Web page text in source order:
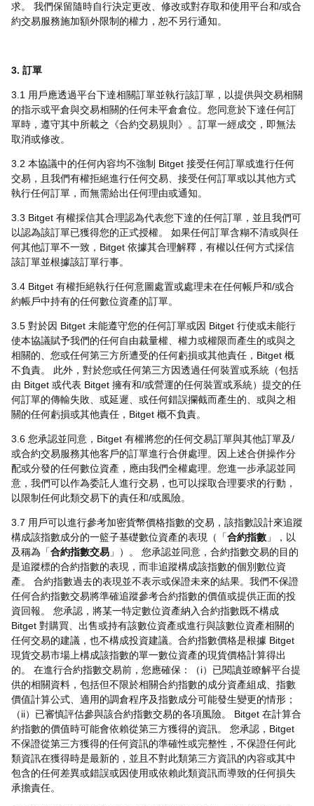
求。 我們保留隨時自行決定更改、修改或對存取和使用平台和/或合
約交易服務施加額外限制的權力，恕不另行通知。
3. 訂單
3.1 用戶應透過平台下達相關訂單並執行該訂單，以提供與交易相關
的指示或平倉與交易相關的任何未平倉倉位。您同意於下達任何訂
單時，遵守其中所載之《合約交易規則》。訂單一經成交，即無法
取消或修改。
3.2 本協議中的任何內容均不強制 Bitget 接受任何訂單或進行任何
交易，且我們有權拒絕進行任何交易、接受任何訂單或以其他方式
執行任何訂單，而無需給出任何理由或通知。
3.3 Bitget 有權採信其合理認為代表您下達的任何訂單，並且我們可
以認為該訂單已獲得您的正式授權。 如果任何訂單含糊不清或與任
何其他訂單不一致，Bitget 依據其合理解釋，有權以任何方式採信
該訂單並根據該訂單行事。
3.4 Bitget 有權拒絕執行任何意圖處置或處理未在任何帳戶和/或合
約帳戶中持有的任何數位資產的訂單。
3.5 對於因 Bitget 未能遵守您的任何訂單或因 Bitget 行使或未能行
使本協議賦予我們的任何自由裁量權、權力或權限而產生的或與之
相關的、您或任何第三方所遭受的任何虧損或其他責任，Bitget 概
不負責。 此外，對於您或任何第三方因透過任何裝置或系統（包括
由 Bitget 或代表 Bitget 擁有和/或營運的任何裝置或系統）提交的任
何訂單的傳輸失敗、或延遲、或任何錯誤攔截而產生的、或與之相
關的任何虧損或其他責任，Bitget 概不負責。
3.6 您承認並同意，Bitget 有權將您的任何交易訂單與其他訂單及/
或合約交易服務其他客戶的訂單進行合併處理。因上述合併操作分
配或分發的任何數位資產，應由我們全權處理。您進一步承認並同
意，我們可以作為委託人進行交易，也可以採取合理要求的行動，
以限制任何此類交易下的責任和/或風險。
3.7 用戶可以進行參考加密貨幣價格指數的交易，該指數設計來追蹤
構成該指數成分的一籃子基礎數位資產的表現（「合約指數 」，以
及稱為「合約指數交易 」）。 您承認並同意，合約指數交易的目的
是追蹤標的合約指數的表現，而非追蹤構成該指數的個別數位資
產。 合約指數過去的表現並不表示或保證未來的結果。我們不保證
任何合約指數交易將準確追蹤參考合約指數的價值或提供正面的投
資回報。 您承認，將某一特定數位資產納入合約指數既不構成
Bitget 對購買、出售或持有該數位資產或進行與該數位資產相關的
任何交易的建議，也不構成投資建議。合約指數價格是根據 Bitget
現貨交易市場上構成該指數的單一數位資產的現貨價格計算得出
的。 在進行合約指數交易前，您應確保：（i）已閱讀並瞭解平台提
供的相關資料，包括但不限於相關合約指數的成分資產組成、指數
價值計算公式、適用的調倉程序及指數成分可能發生變更的情形；
（ii）已審慎評估參與該合約指數交易的各項風險。 Bitget 在計算合
約指數的價值時可能會依賴從第三方獲得的資訊。 您承認，Bitget
不保證從第三方獲得的任何資訊的準確性或完整性，不保證任何此
類資訊在獲得時是最新的，並且不對此類第三方資訊的內容或其中
包含的任何差異或錯誤或因使用或依賴此類資訊而導致的任何損失
承擔責任。